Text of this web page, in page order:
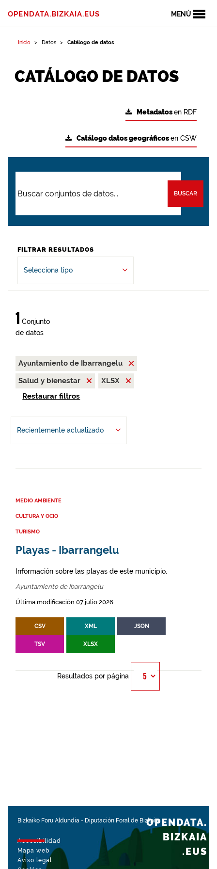
MENÚ
OPENDATA.BIZKAIA.EUS
Inicio Datos Catálogo de datos
CATÁLOGO DE DATOS
Metadatosen RDF
Catálogo datos geográficosen CSW
BUSCAR
FILTRAR RESULTADOS
Selecciona tipo
1 Conjunto
de datos
Ayuntamiento de Ibarrangelu
Salud y bienestar
XLSX
Restaurar filtros
Recientemente actualizado
MEDIO AMBIENTE
CULTURA Y OCIO
TURISMO
Playas - Ibarrangelu
Información sobre las playas de este municipio.
Ayuntamiento de Ibarrangelu
Última modificación 07 julio 2026
CSV XML JSON
TSV XLSX
Resultados por página
Bizkaiko Foru Aldundia - Diputación Foral de Bizkaia
Accesibilidad
Mapa web
Aviso legal
OPENDATA.
BIZKAIA
.EUS